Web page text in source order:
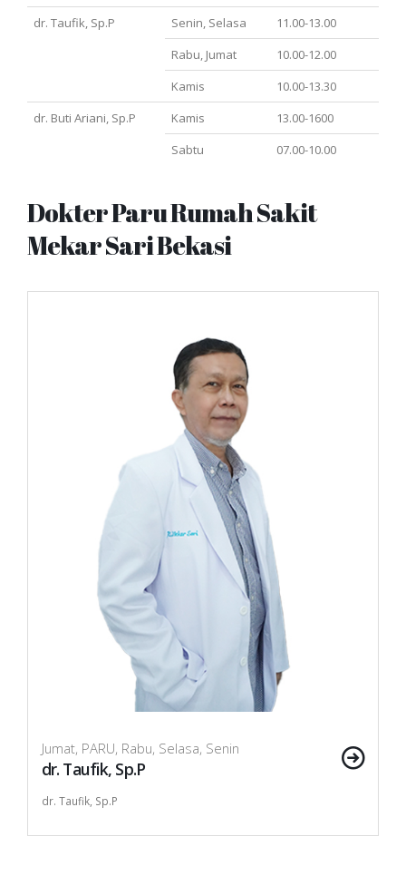
dr. Taufik, Sp.P
Senin, Selasa
11.00-13.00
Rabu, Jumat
10.00-12.00
Kamis
10.00-13.30
dr. Buti Ariani, Sp.P
Kamis
13.00-1600
Sabtu
07.00-10.00
Dokter Paru Rumah Sakit
Mekar Sari Bekasi
Jumat, PARU, Rabu, Selasa, Senin
dr. Taufik, Sp.P
dr. Taufik, Sp.P